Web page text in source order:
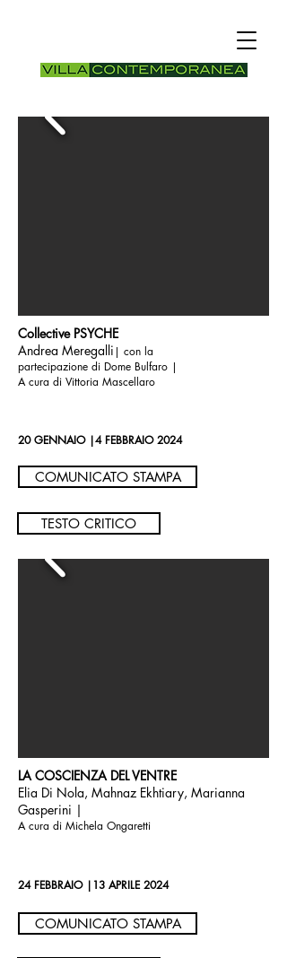
Collective PSYCHE
Andrea Meregalli | con la
partecipazione di Dome Bulfaro |
A cura di Vittoria Mascellaro
20 GENNAIO |4 FEBBRAIO 2024
COMUNICATO STAMPA
TESTO CRITICO
LA COSCIENZA DEL VENTRE
Elia Di Nola, Mahnaz Ekhtiary, Marianna
Gasperini |
A cura di Michela Ongaretti
24 FEBBRAIO |13 APRILE 2024
COMUNICATO STAMPA